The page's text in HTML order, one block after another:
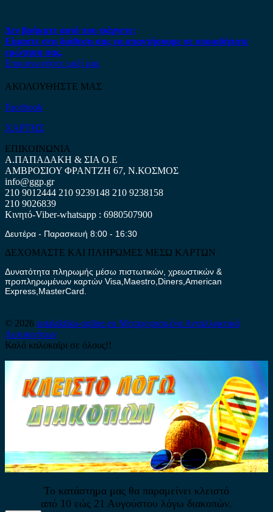
Δεν βρήκατε αυτό που ψάχνετε;
Είμαστε στη διάθεση σας να απαντήσουμε σε οποιαδήποτε
ερώτηση σας.
Επικοινωνήστε μαζί μας
ΑΚΟΛΟΥΘΗΣΤΕ ΜΑΣ
Facebook
ΧΑΡΤΗΣ
ΕΠΙΚΟΙΝΩΝΙΑ
Α.ΠΑΠΑΔΑΚΗ & ΣΙΑ Ο.Ε
ΑΜΒΡΟΣΙΟΥ ΦΡΑΝΤΖΗ 67, Ν.ΚΟΣΜΟΣ
info@ggp.gr
210 9012444 210 9239148 210 9238158
210 9026839
Κινητό-Viber-whatsapp : 6980507900
Δευτέρα - Παρασκευή 8:00 - 16:30
ΔΕΧΟΜΑΣΤΕ ΚΑΙ ΠΛΗΡΩΜΕΣ ΜΕΣΩ ΚΑΡΤΩΝ
Δυνατότητα πληρωμής μέσω πιστωτικών, χρεωστικών &
προπληρωμένων καρτών Visa,Maestro,Diners,American
Express,MasterCard.
© 2026 antalaktika-online.eu Μεταχειρισμένα Ανταλλακτικά
Αυτοκινήτων
Καλό καλοκαίρι σε όλους!!
Το κατάστημα μας θα παραμείνει κλειστό
από 10 εώς 21 Αυγούστου λόγω διακοπών.